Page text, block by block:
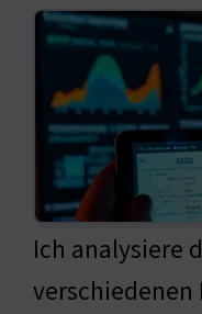
Ich analysiere
verschiedenen